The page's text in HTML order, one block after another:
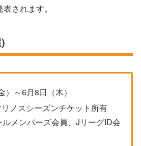
されます。
）～6月8日（木）
ノスシーズンチケット所有
メンバーズ会員、JリーグID会